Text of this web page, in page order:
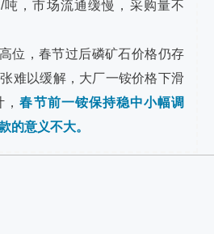
吨，市场流通缓慢，采购量不
位，春节过后磷矿石价格仍存
难以缓解，大厂一铵价格下滑
，春节前一铵保持稳中小幅调
的意义不大。